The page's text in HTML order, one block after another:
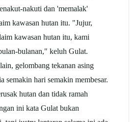
nakuti dan 'memalak'
kawasan hutan itu. "Jujur,
kawasan hutan itu, kami
bulanan," keluh Gulat.
gelombang tekanan asing
semakin hari semakin membesar.
hutan dan tidak ramah
ini kata Gulat bukan